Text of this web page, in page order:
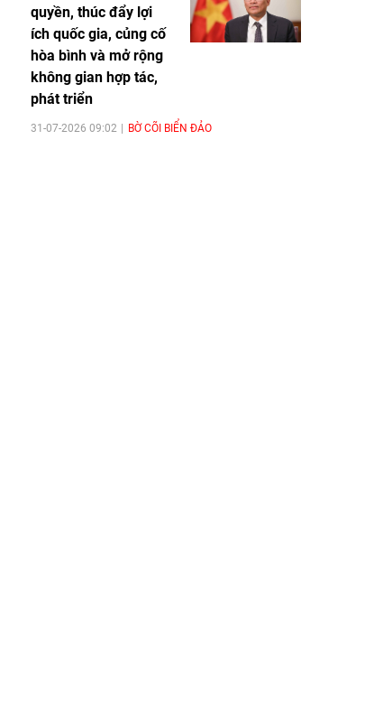
quyền, thúc đẩy lợi
ích quốc gia, củng cố
hòa bình và mở rộng
không gian hợp tác,
phát triển
31-07-2026 09:02 BỜ CÕI BIỂN ĐẢO